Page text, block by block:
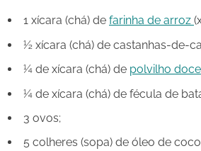
1 xícara (chá) de farinha de arroz
½ xícara (chá) de castanhas-de-
¼ de xícara (chá) de polvilho
¼ de xícara (chá) de fécula de
3 ovos;
5 colheres (sopa) de óleo de